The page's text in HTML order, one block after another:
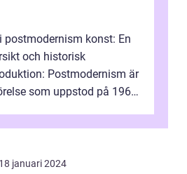
postmodernism konst: En
och historisk
Postmodernism är
som uppstod på 1960-
18 januari 2024